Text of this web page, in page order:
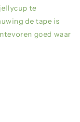
te
de tape is
goed waar